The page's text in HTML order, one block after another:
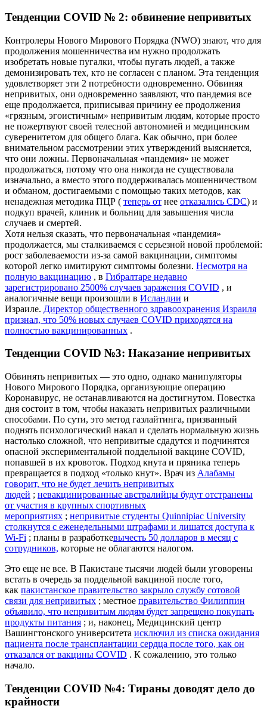
Тенденции COVID № 2: обвинение непривитых
Контролеры Нового Мирового Порядка (NWO) знают, что для
продолжения мошенничества им нужно продолжать
изобретать новые пугалки, чтобы пугать людей, а также
демонизировать тех, кто не согласен с планом. Эта тенденция
удовлетворяет эти 2 потребности одновременно. Обвиняя
непривитых, они одновременно заявляют, что пандемия все
еще продолжается, приписывая причину ее продолжения
«грязным, эгоистичным» непривитым людям, которые просто
не пожертвуют своей телесной автономией и медицинским
суверенитетом для общего блага. Как обычно, при более
внимательном рассмотрении этих утверждений выясняется,
что они ложны. Первоначальная «пандемия» не может
продолжаться, потому что она никогда не существовала
изначально, а вместо этого поддерживалась мошенничеством
и обманом, достигаемыми с помощью таких методов, как
ненадежная методика ПЦР ( теперь от нее отказались CDC) и
подкуп врачей, клиник и больниц для завышения числа
случаев и смертей.
Хотя нельзя сказать, что первоначальная «пандемия»
продолжается, мы сталкиваемся с серьезной новой проблемой:
рост заболеваемости из-за самой вакцинации, симптомы
которой легко имитируют симптомы болезни. Несмотря на
полную вакцинацию , в Гибралтаре недавно
зарегистрировано 2500% случаев заражения COVID , и
аналогичные вещи произошли в Исландии и
Израиле. Директор общественного здравоохранения Израиля
признал, что 50% новых случаев COVID приходятся на
полностью вакцинированных .
Тенденции COVID №3: Наказание непривитых
Обвинять непривитых — это одно, однако манипуляторы
Нового Мирового Порядка, организующие операцию
Коронавирус, не останавливаются на достигнутом. Повестка
дня состоит в том, чтобы наказать непривитых различными
способами. По сути, это метод газлайтинга, призванный
поднять психологический накал и сделать нормальную жизнь
настолько сложной, что непривитые сдадутся и подчинятся
опасной экспериментальной поддельной вакцине COVID,
попавшей в их кровоток. Подход кнута и пряника теперь
превращается в подход «только кнут». Врач из Алабамы
говорит, что не будет лечить непривитых
людей ; невакцинированные австралийцы будут отстранены
от участия в крупных спортивных
мероприятиях ; непривитые студенты Quinnipiac University
столкнутся с еженедельными штрафами и лишатся доступа к
Wi-Fi ; планы в разработкевычесть 50 долларов в месяц с
сотрудников, которые не облагаются налогом.
Это еще не все. В Пакистане тысячи людей были уговорены
встать в очередь за поддельной вакциной после того,
как пакистанское правительство закрыло службу сотовой
связи для непривитых ; местное правительство Филиппин
объявило, что непривитым людям будет запрещено покупать
продукты питания ; и, наконец, Медицинский центр
Вашингтонского университета исключил из списка ожидания
пациента после трансплантации сердца после того, как он
отказался от вакцины COVID . К сожалению, это только
начало.
Тенденции COVID №4: Тираны доводят дело до
крайности